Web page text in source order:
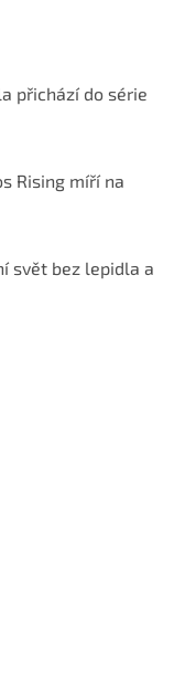
přichází do série
Rising míří na
svět bez lepidla a